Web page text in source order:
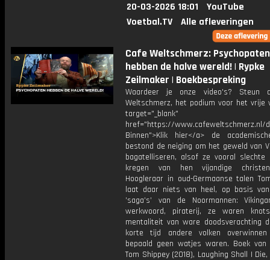
20-03-2026 18:01
YouTube
Voetbal.TV
Alle afleveringen
Cafe Weltschmerz: Psychopaten
hebben de halve wereld! | Rypke
Zeilmaker | Boekbespreking
Waardeer je onze video's? Steun
Weltschmerz, het podium voor het vrije
target="_blank"
href="https://www.cafeweltschmerz.nl/
Binnen">Klik hier</a> de
bestond de neiging om het geweld van
bagatelliseren, alsof ze vooral slechte
kregen van hen vijandige
Hoogleraar in oud-Germaanse talen
laat daar niets van heel, op basis
’saga’s’ van de Noormannen:
werkwoord, piraterij, ze waren
mentaliteit van ware doodsverachting
korte tijd andere volken
bepaald geen watjes waren. Boek van
Tom Shippey (2018), Laughing Shall I